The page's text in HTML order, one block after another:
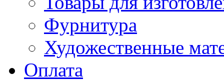
Фурнитура
Художественные
Оплата